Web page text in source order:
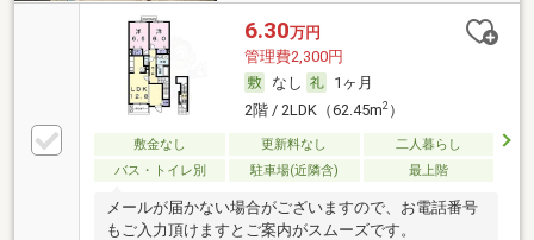
6.30万円
管理費2,300円
なし
1ヶ月
2階 / 2LDK（62.45m2）
敷金なし 更新料なし
二人暮らし
バス・トイレ別
駐車場(近隣含) 最上階
メールが届かない場合がございますので、お電話番号
もご入力頂けますとご案内がスムーズです。